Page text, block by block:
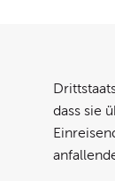
dass sie